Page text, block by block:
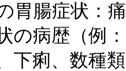
胃腸症状：
の病歴（例
下痢、数種